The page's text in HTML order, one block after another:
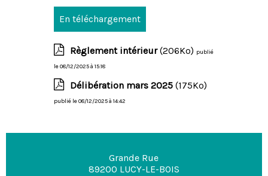
Week-end de 3 journées
En téléchargement
Règlement intérieur(206Ko) publié
le 08/12/2025 à 15:18
Délibération mars 2025(175Ko)
publié le 08/12/2025 à 14:42
Grande Rue
89200 LUCY-LE-BOIS